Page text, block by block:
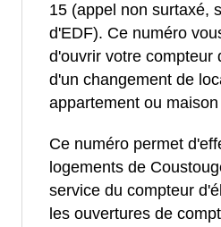
15 (appel non surtaxé,
d'EDF). Ce numéro
d'ouvrir votre compteur
d'un changement de
appartement ou
Ce numéro permet
logements de
service du compteur
les ouvertures de